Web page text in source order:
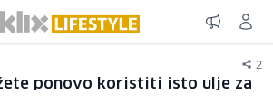
2
ponovo koristiti isto ulje za